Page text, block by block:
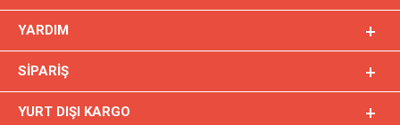
YARDIM
SIPARIŞ
YURT DIŞI KARGO